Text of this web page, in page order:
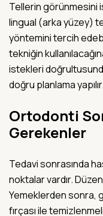
Tellerin görünmesini
lingual (arka yüzey)
yöntemini tercih
tekniğin
istekleri
doğru planlama yapılır.
Ortodonti
Gerekenler
Tedavi sonrasında
noktalar vardır.
Yemeklerden sonra,
fırçası ile